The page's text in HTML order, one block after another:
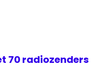
70 radiozenders